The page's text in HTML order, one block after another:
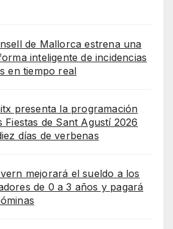
de Mallorca estrena una
inteligente de incidencias
en tiempo real
presenta la programación
Fiestas de Sant Agustí 2026
días de verbenas
mejorará el sueldo a los
de 0 a 3 años y pagará